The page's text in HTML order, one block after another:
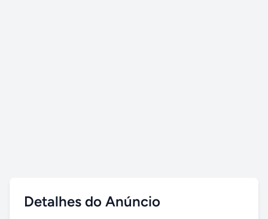
Detalhes do Anúncio